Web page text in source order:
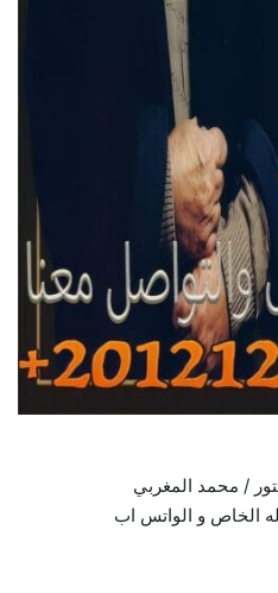
/ محمد المغربي
الخاص و الواتس اب